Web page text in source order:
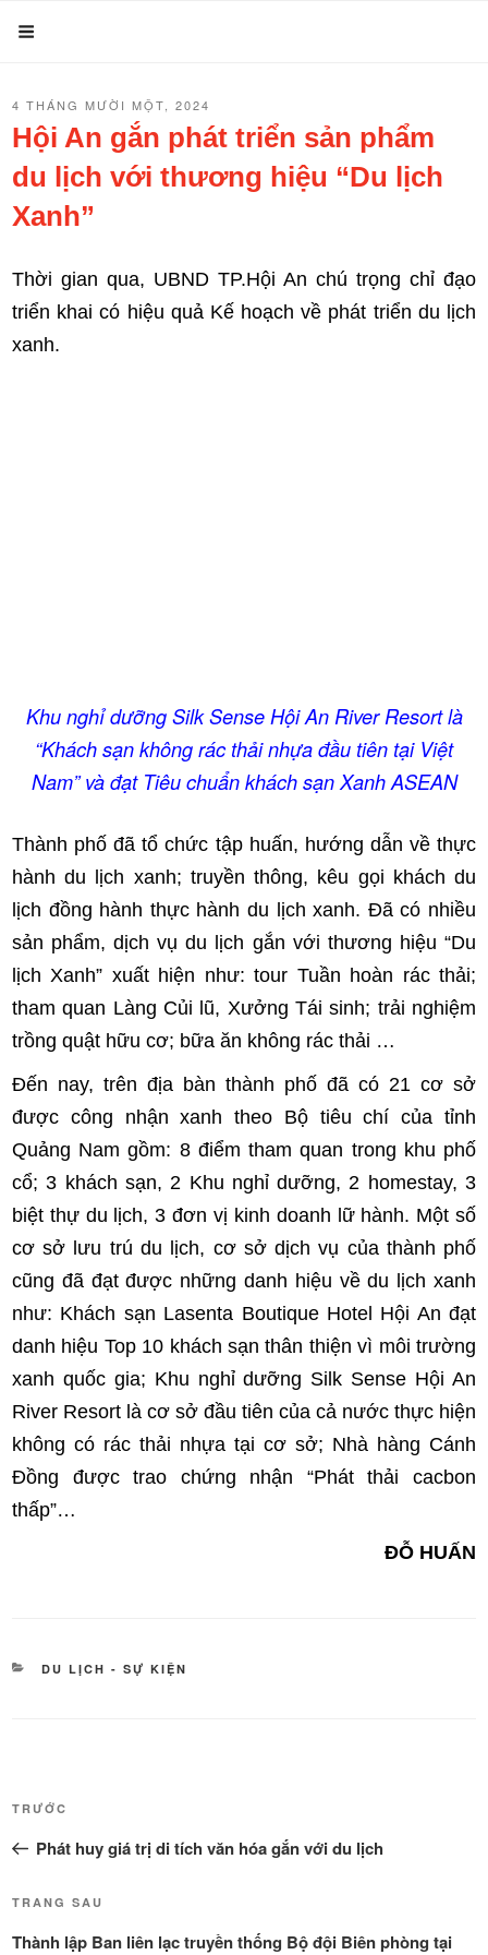
đến
nội
dung
ĐĂNG
TRONG
4 THÁNG MƯỜI MỘT, 2024
Hội An gắn phát triển sản phẩm
du lịch với thương hiệu “Du lịch
Xanh”
Thời gian qua, UBND TP.Hội An chú trọng chỉ đạo
triển khai có hiệu quả Kế hoạch về phát triển du lịch
xanh.
Khu nghỉ dưỡng Silk Sense Hội An River Resort là
“Khách sạn không rác thải nhựa đầu tiên tại Việt
Nam” và đạt Tiêu chuẩn khách sạn Xanh ASEAN
Thành phố đã tổ chức tập huấn, hướng dẫn về thực
hành du lịch xanh; truyền thông, kêu gọi khách du
lịch đồng hành thực hành du lịch xanh. Đã có nhiều
sản phẩm, dịch vụ du lịch gắn với thương hiệu “Du
lịch Xanh” xuất hiện như: tour Tuần hoàn rác thải;
tham quan Làng Củi lũ, Xưởng Tái sinh; trải nghiệm
trồng quật hữu cơ; bữa ăn không rác thải …
Đến nay, trên địa bàn thành phố đã có 21 cơ sở
được công nhận xanh theo Bộ tiêu chí của tỉnh
Quảng Nam gồm: 8 điểm tham quan trong khu phố
cổ; 3 khách sạn, 2 Khu nghỉ dưỡng, 2 homestay, 3
biệt thự du lịch, 3 đơn vị kinh doanh lữ hành. Một số
cơ sở lưu trú du lịch, cơ sở dịch vụ của thành phố
cũng đã đạt được những danh hiệu về du lịch xanh
như: Khách sạn Lasenta Boutique Hotel Hội An đạt
danh hiệu Top 10 khách sạn thân thiện vì môi trường
xanh quốc gia; Khu nghỉ dưỡng Silk Sense Hội An
River Resort là cơ sở đầu tiên của cả nước thực hiện
không có rác thải nhựa tại cơ sở; Nhà hàng Cánh
Đồng được trao chứng nhận “Phát thải cacbon
thấp”…
ĐỖ HUẤN
DANH
DU LỊCH - SỰ KIỆN
hướng
bài
Bài
cũ
TRƯỚC
Phát huy giá trị di tích văn hóa gắn với du lịch
Bài
tiếp
TRANG SAU
Thành lập Ban liên lạc truyền thống Bộ đội Biên phòng tại